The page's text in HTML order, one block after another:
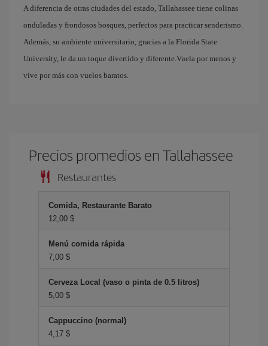
A diferencia de otras ciudades del estado, Tallahassee tiene colinas
onduladas y frondosos bosques, perfectos para practicar senderismo.
Además, su ambiente universitario, gracias a la Florida State
University, le da un toque divertido y diferente.Vuela por menos y
vive por más con vuelos baratos.
Precios promedios en Tallahassee
Restaurantes
Comida, Restaurante Barato
12,00 $
Menú comida rápida
7,00 $
Cerveza Local (vaso o pinta de 0.5 litros)
5,00 $
Cappuccino (normal)
4,17 $